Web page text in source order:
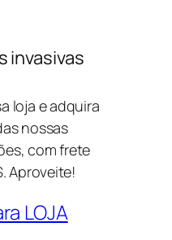
invasivas
loja e adquira
nossas
com frete
Aproveite!
LOJA